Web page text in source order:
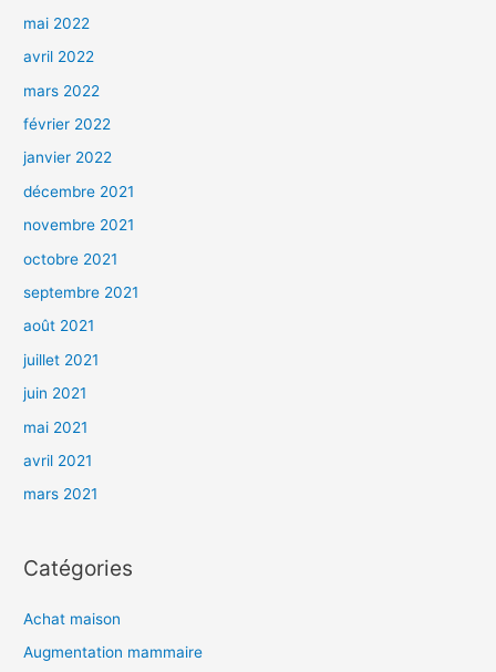
mai 2022
avril 2022
mars 2022
février 2022
janvier 2022
décembre 2021
novembre 2021
octobre 2021
septembre 2021
août 2021
juillet 2021
juin 2021
mai 2021
avril 2021
mars 2021
Catégories
Achat maison
Augmentation mammaire